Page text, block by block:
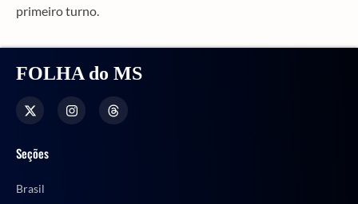
primeiro turno.
FOLHA do MS
Seções
Brasil